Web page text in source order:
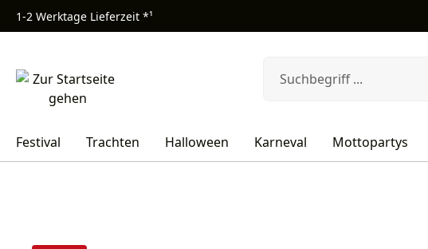
Hauptinhalt springen
Zur Suche springen
Zur Hauptnavigation springen
1-2 Werktage Lieferzeit *¹
Festival Trachten Halloween Karneval Mottopartys